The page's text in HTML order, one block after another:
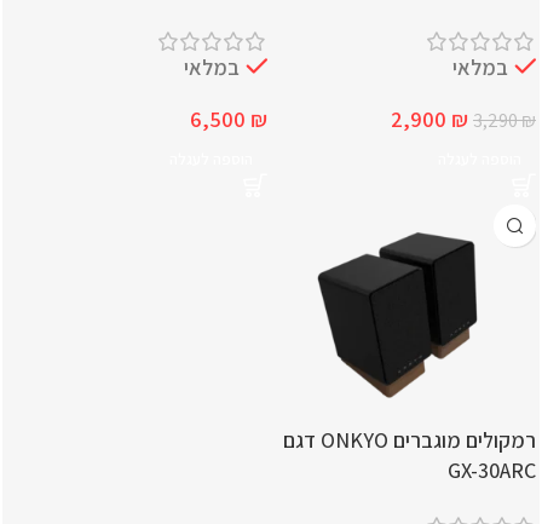
במלאי
3,290₪
2,900 ₪
במלאי
6,500 ₪
רמקולים מוגברים ONKYO דגם
GX-30ARC